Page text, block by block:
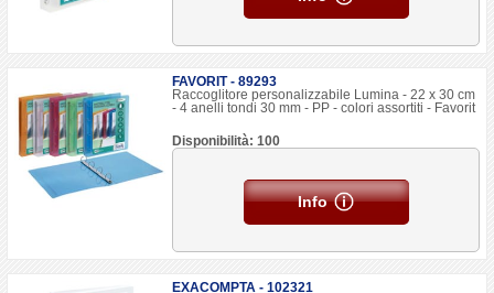
FAVORIT - 89293
Raccoglitore personalizzabile Lumina - 22 x 30 cm
- 4 anelli tondi 30 mm - PP - colori assortiti - Favorit
Disponibilità: 100
Info
EXACOMPTA - 102321